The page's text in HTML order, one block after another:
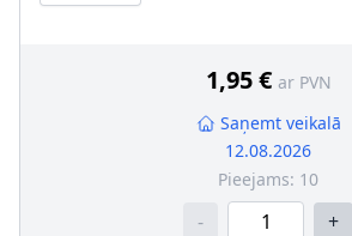
1,95 € ar PVN
Saņemt veikalā
12.08.2026
Pieejams: 10
- +